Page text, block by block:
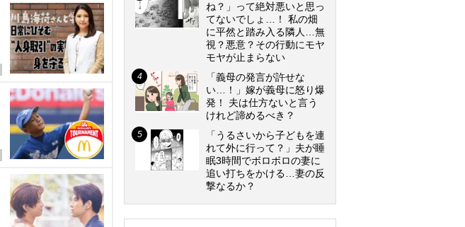
ね？」って絶対悪いと思っ
てないでしょ…！ 私の畑
に平然と踏み入る隣人…無
視？悪意？その行動にモヤ
モヤが止まらない
「義母の発言が許せな
い…！」嫁が義母に怒り爆
発！ 夫は仕方ないと言う
けれど諦めるべき？
「うるさいから子どもを連
れて外に行って？」夫が睡
眠3時間でボロボロの妻に
追い打ちをかける…妻の反
撃なるか？